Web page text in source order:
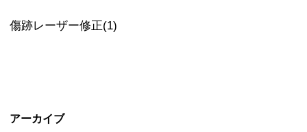
傷跡レーザー修正(1)
アーカイブ